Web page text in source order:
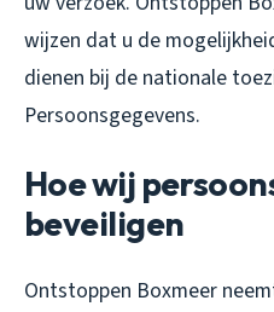
wijzen dat u de
dienen bij de nationale
Persoonsgegevens.
Hoe wij
beveiligen
Ontstoppen Boxmeer